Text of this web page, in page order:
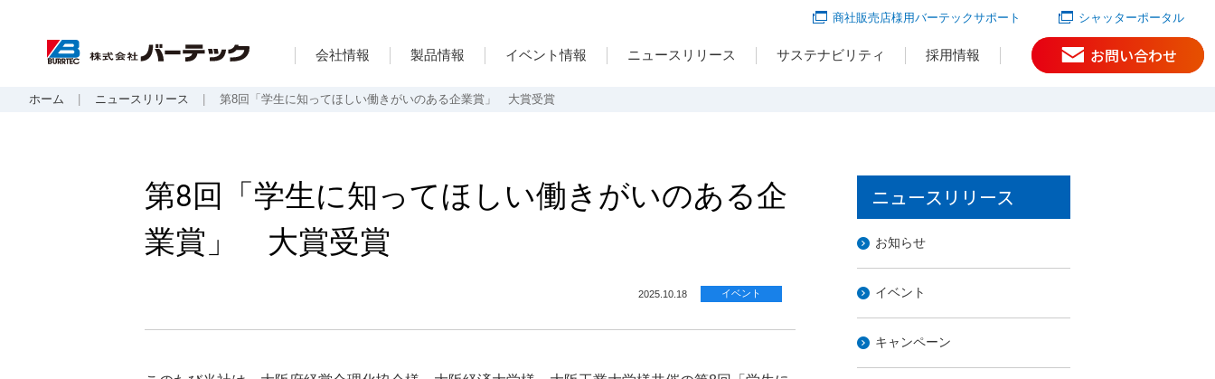
会社情報 製品情報 イベント情報 ニュースリリース サステナビリティ 採用情報 お問い合わせ
商社販売店様用バーテックサポート シャッターポータル
ホーム ニュースリリース 第8回「学生に知ってほしい働きがいのある企業賞」 大賞受賞
第8回「学生に知ってほしい働きがいのある企
業賞」 大賞受賞
2025.10.18 イベント
ニュースリリース
お知らせ
イベント
キャンペーン